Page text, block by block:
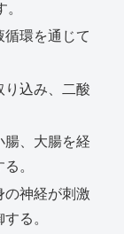
循環を通じて
り込み、二酸
腸、大腸を経
。
の神経が刺激
る。